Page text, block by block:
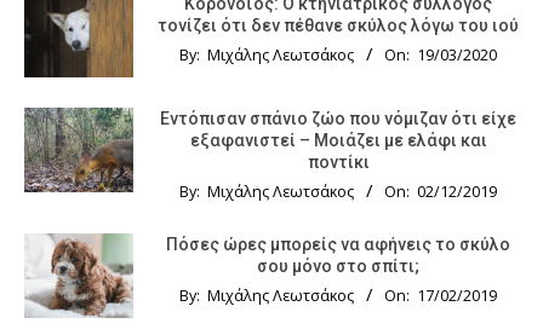
τονίζει ότι δεν πέθανε σκύλος λόγω του ιού
By: Μιχάλης Λεωτσάκος On: 19/03/2020
Εντόπισαν σπάνιο ζώο που νόμιζαν ότι είχε
εξαφανιστεί – Μοιάζει με ελάφι και
ποντίκι
By: Μιχάλης Λεωτσάκος On: 02/12/2019
Πόσες ώρες μπορείς να αφήνεις το σκύλο
σου μόνο στο σπίτι;
By: Μιχάλης Λεωτσάκος On: 17/02/2019